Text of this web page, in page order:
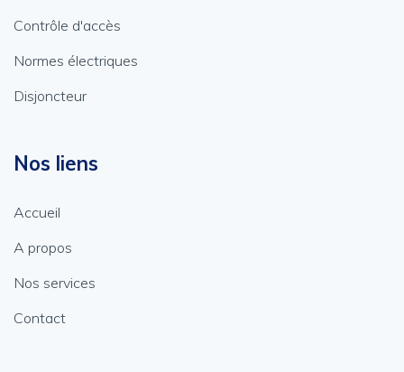
Contrôle d'accès
Normes électriques
Disjoncteur
Nos liens
Accueil
A propos
Nos services
Contact